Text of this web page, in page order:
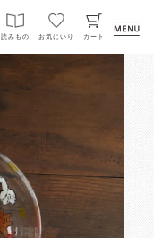
読みもの お気にいり カート